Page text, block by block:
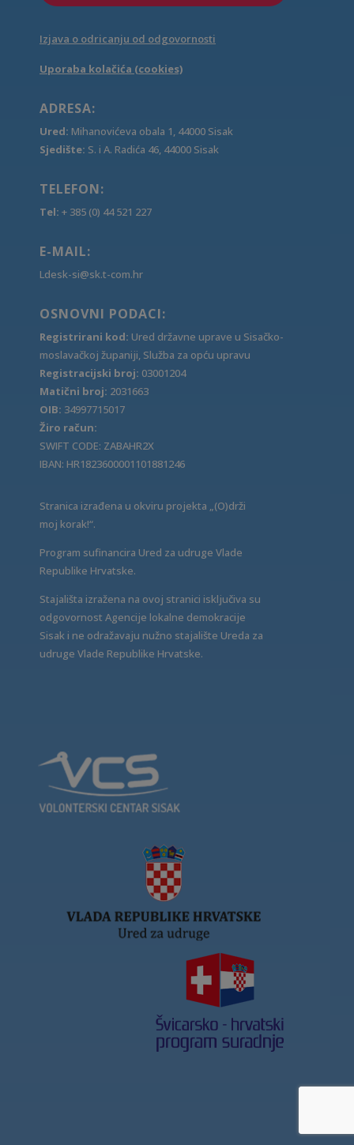
Izjava o odricanju od odgovornosti
Uporaba kolačića (cookies)
ADRESA:
Ured: Mihanovićeva obala 1, 44000 Sisak
Sjedište: S. i A. Radića 46, 44000 Sisak
TELEFON:
Tel: + 385 (0) 44 521 227
E-MAIL:
Ldesk-si@sk.t-com.hr
OSNOVNI PODACI:
Registrirani kod: Ured državne uprave u Sisačko-
moslavačkoj županiji, Služba za opću upravu
Registracijski broj: 03001204
Matični broj: 2031663
OIB: 34997715017
Žiro račun:
SWIFT CODE: ZABAHR2X
IBAN: HR1823600001101881246
Stranica izrađena u okviru projekta „(O)drži
moj korak!“.
Program sufinancira Ured za udruge Vlade
Republike Hrvatske.
Stajališta izražena na ovoj stranici isključiva su
odgovornost Agencije lokalne demokracije
Sisak i ne odražavaju nužno stajalište Ureda za
udruge Vlade Republike Hrvatske.